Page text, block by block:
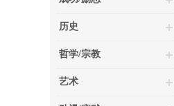
历史
哲学/宗教
艺术